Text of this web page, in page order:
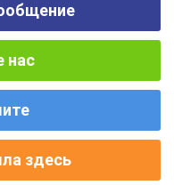
нас
здесь